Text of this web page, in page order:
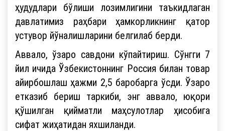
ҳудудлари бўлиши лозимлигини таъкидлаган
давлатимиз раҳбари ҳамкорликнинг қатор
устувор йўналишларини белгилаб берди.
Аввало, ўзаро савдони кўпайтириш. Сўнгги 7
йил ичида Ўзбекистоннинг Россия билан товар
айирбошлаш ҳажми 2,5 баробарга ўсди. Ўзаро
етказиб бериш таркиби, энг аввало, юқори
қўшилган қийматли маҳсулотлар ҳисобига
сифат жиҳатидан яхшиланди.